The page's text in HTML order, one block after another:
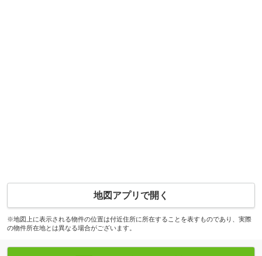
地図アプリで開く
※地図上に表示される物件の位置は付近住所に所在することを表すものであり、実際
の物件所在地とは異なる場合がございます。